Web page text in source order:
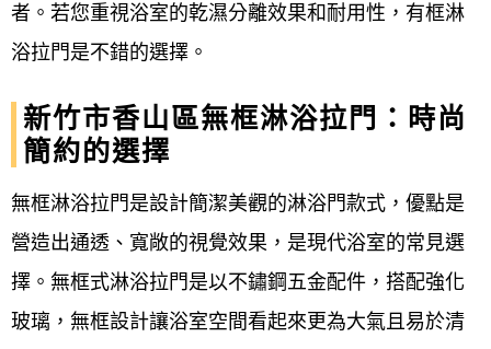
新竹市香山區淋浴拉門宅急便 電話
室設備空間規劃）
我們專營乾溼分離-浴室淋浴拉門、衛浴設備相關服務
各種款式的拉門安裝、維修、更換膠條 師傅已有40年
的資歷，經驗豐富 師傅自己接案子，服務專業、態度
有禮；溝通親切，收費也合理 。且會依照業主需求提
供建議，很棒 ！
者。若您重視浴室的乾濕分離效果和耐用性，有框淋
浴拉門是不錯的選擇。
新竹市香山區無框淋浴拉門：時尚
簡約的選擇
無框淋浴拉門是設計簡潔美觀的淋浴門款式，優點是
營造出通透、寬敞的視覺效果，是現代浴室的常見選
擇。無框式淋浴拉門是以不鏽鋼五金配件，搭配強化
玻璃，無框設計讓浴室空間看起來更為大氣且易於清